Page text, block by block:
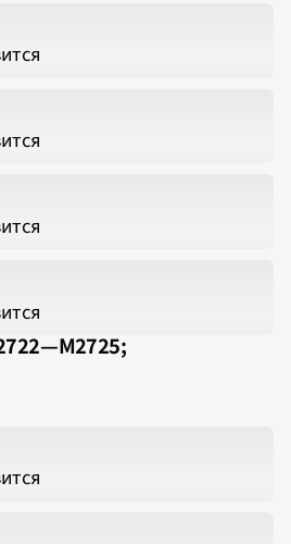
2012
2013
2018
2019
2024
2025